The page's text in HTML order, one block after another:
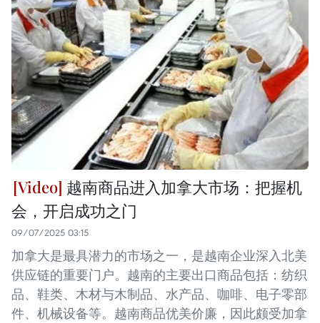
越南商品进入加拿大市场：把握机
会，开启成功之门
09/07/2025 03:15
加拿大是最具潜力的市场之一，是越南企业深入北美
供应链的重要门户。越南的主要出口商品包括：纺织
品、鞋类、木材与木制品、水产品、咖啡、电子零部
件、机械设备等。越南商品优美价廉，因此颇受加拿